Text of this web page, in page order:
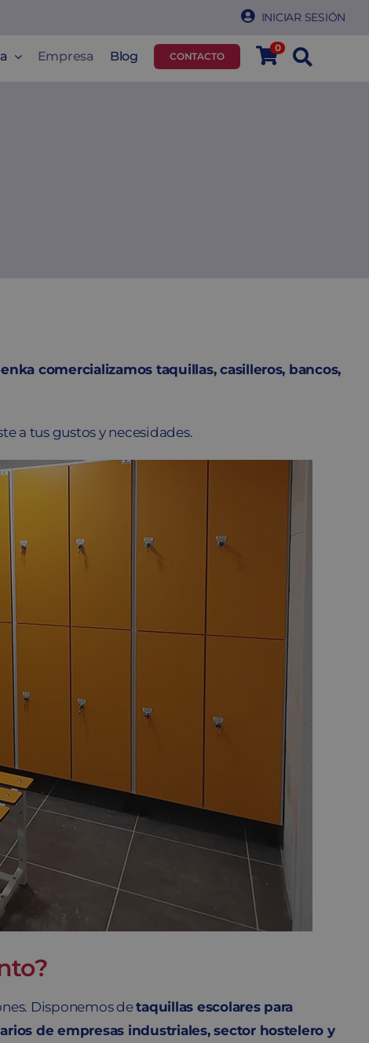
INICIAR SESIÓN
Empresa Blog CONTACTO
0
comercializamos taquillas, casilleros, bancos,
a tus gustos y necesidades.
Disponemos detaquillas escolares para
de empresas industriales, sector hostelero y